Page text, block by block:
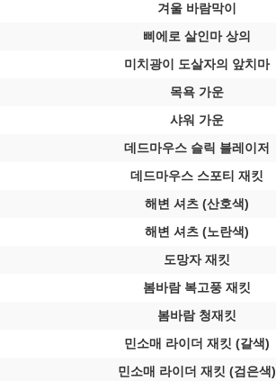
겨울 바람막이
삐에로 살인마 상의
미치광이 도살자의 앞치마
목욕 가운
샤워 가운
데드마우스 슬릭 블레이저
데드마우스 스포티 재킷
해변 셔츠 (산호색)
해변 셔츠 (노란색)
도망자 재킷
봄바람 복고풍 재킷
봄바람 청재킷
민소매 라이더 재킷 (갈색)
민소매 라이더 재킷 (검은색)